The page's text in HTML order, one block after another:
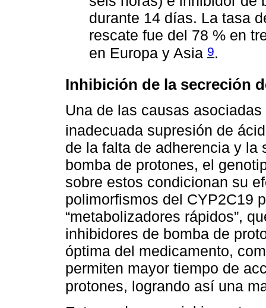
durante 14 días. La tasa
rescate fue del 78 % en
en Europa y Asia 9.
Inhibición de la secreción
Una de las causas
inadecuada supresión de
de la falta de adherencia y
bomba de protones, el
sobre estos condicionan su
polimorfismos del CYP2C19
“metabolizadores rápidos”,
inhibidores de bomba de
óptima del medicamento,
permiten mayor tiempo de
protones, logrando así una